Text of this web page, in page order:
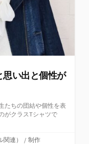
思い出と個性が
たちの団結や個性を表
がクラスTシャツで
連） / 制作